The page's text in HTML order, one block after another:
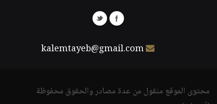
kalemtayeb@gmail.com
محتوى الموقع منقول من عدة مصادر والحقوق محفوظة